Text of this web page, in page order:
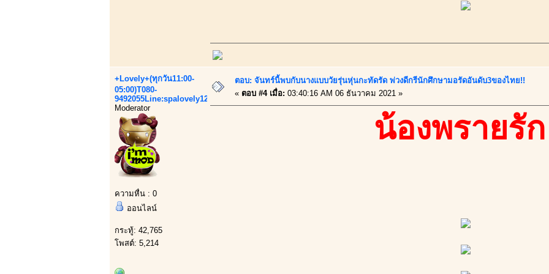
+Lovely+(ทุกวัน11:00-
05:00)T080-
9492055Line:spalovely123
Moderator
ความหื่น : 0
ออนไลน์
กระทู้: 42,765
โพสต์: 5,214
ตอบ: จันทร์นี้พบกับนางแบบวัยรุ่นหุ่นกะทัดรัด พ่วงดีกรีนักศึกษามอรัดอันดับ3ของไทย!!
« ตอบ #4 เมื่อ: 03:40:16 AM 06 ธันวาคม 2021 »
น้องพรายรัก